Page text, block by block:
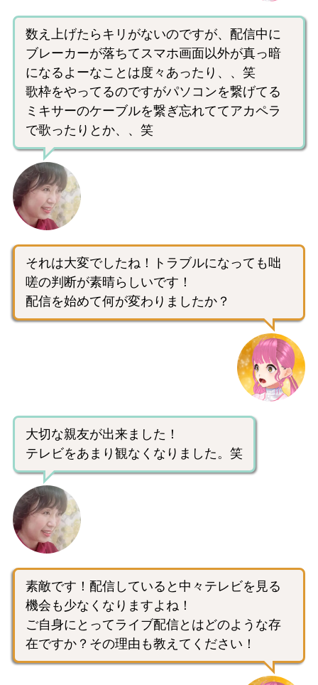
数え上げたらキリがないのですが、配信中に
ブレーカーが落ちてスマホ画面以外が真っ暗
になるよーなことは度々あったり、、笑
歌枠をやってるのですがパソコンを繋げてる
ミキサーのケーブルを繋ぎ忘れててアカペラ
で歌ったりとか、、笑
それは大変でしたね！トラブルになっても咄
嗟の判断が素晴らしいです！
配信を始めて何が変わりましたか？
大切な親友が出来ました！
テレビをあまり観なくなりました。笑
素敵です！配信していると中々テレビを見る
機会も少なくなりますよね！
ご自身にとってライブ配信とはどのような存
在ですか？その理由も教えてください！